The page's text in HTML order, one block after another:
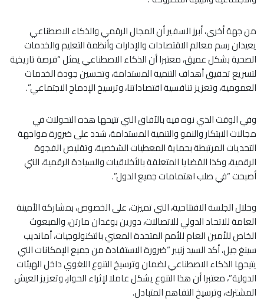
من جهة أخرى، أبرز السفير أن المجال الرقمي والذكاء الاصطناعي
يعيدان رسم معالم الاقتصادات والإدارات وأنظمة التعليم والخدمات
الصحية بشكل عميق، معتبرا أن الذكاء الاصطناعي يمثل “فرصة تاريخية
لتسريع تحقيق أهداف التنمية المستدامة، وتحسين جودة الخدمات
العمومية، وتعزيز تنافسية اقتصاداتنا، وترسيخ الإدماج الاجتماعي”.
وفي الوقت الذي نوه فيه بالآفاق التي تتيحها هذه التحولات في
مجالات الابتكار والنمو والتنمية المستدامة، شدد على ضرورة مواجهة
التحديات المرتبطة بحماية المعطيات الشخصية، وتقليص الفجوة
الرقمية، وكذا القضايا المتعلقة بالأخلاقيات والسيادة الرقمية، التي
أصبحت “في صلب اهتمامات جميع الدول”.
وخلال الجلسة الافتتاحية، التي تميزت، على الخصوص، بمشاركة الأمينة
العامة للاتحاد الدولي للاتصالات، دورين بوغدان مارتن، والمبعوث
الخاص للأمين العام للأمم المتحدة المعني بالتكنولوجيات، أمانديب
سينغ جيل، أكد السيد زنيبر “ضرورة الاستفادة من جميع الإمكانات التي
يتيحها الذكاء الاصطناعي لضمان وترسيخ التنوع اللغوي داخل الهيئات
الدولية”، معتبرا أن هذا التنوع يشكل عاملا لإثراء الحوار، وتعزيز العيش
المشترك، وترسيخ التفاهم المتبادل.